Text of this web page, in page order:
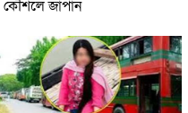
কৌশলে জাপান